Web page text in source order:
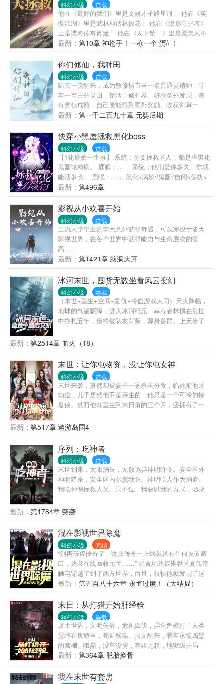
科幻小说 连载
他在《最好的我们》里是文娱才子路星河！ 他在《笑
傲江湖》里是武林神话林探花！ 他在《隐形守护者》
里是谍海传奇肖途！ 他在《天下第一》里是爱美人不
爱江山逍遥侯朱无视！ 他在《诛仙》里是仙门巨擘林
惊羽！ 李杰：“我只是条不想被催更的咸鱼啊。” 诸天
万界流传着属于他的传说，传奇仍在继续。。。 目前
进度：最好的我们，笑傲江湖，隐形守护者，天下第
一，都挺好
最新： 第10章 神枪手！一枪一个‘蛋\\’！
你们修仙，我种田
科幻小说 连载
陆玄一觉醒来，成为散修坊市里一名普通灵植师，守
着一亩三分灵田，苟活于修行界。好在意外发现，每
有灵植成熟，自己便能得到额外奖励。收获剑草一
株，获得剑丸一枚。收获玄虫藤一株，获得隐星砂一
份。收获幽泉花一朵，获得螟焰丹丹方一张。……从
此，他便安分守住自家灵田，坐看修行界风起云涌，
沧海桑田。“什么切磋斗法，秘境探索，寻仙缘，得法
宝……通通与我无关！”“我只想安安静静的种田。”
最新： 第一千二百九十章 元婴后期
快穿小黑屋拯救黑化boss
科幻小说 连载
【1化病娇一生推】 系统：你要拯救的人，都是些黑化
鬼畜蛇精病。 鹿眠：…… 系统：他们爱你多久，你就
能活多长。 鹿眠：…… 黑化√病娇√鬼畜√自闭√偏执√
精分√女装大佬……虽然这些急需被解救的灵魂碎片性
格各异，但是为了活下去，鹿眠表示通通不在话下！
只是……她曾经尽心尽力养育施恩的狼崽子们，最后
都想将她关进小黑屋？！
最新： 第496章
影视从小欢喜开始
科幻小说 连载
三流大学毕业的李天意外获得奇遇，可以穿梭于诸天
影视世界，在各个世界中获得能力与生命层次的提
高......
最新： 第1421章 脑洞大开
冰河末世，囤货无数坐看风云变幻
科幻小说 连载
（末世+重生+空间+复仇+冷血游戏人间）天灾降临，
地球的气温骤降，进入冰河纪元。幸存者林枫在乱世
中挣扎五年，最终被队友背叛，葬身兽群。上天给了
降临的半个月之前。这一世，他对自己的未来有了新
的规划。他要好好活着，让每一个伤害过自己的人都
付出代价。那么，一切就先收集物资开始吧。“看过动
物世界吗？狼捕杀绵羊的时候，旁观者不能出手救助
可怜的小羊，因为那会害死同为地球生灵的狼。我不
会和羊共情，因为我也是狼。”
最新： 第2514章 血火（18）
末世：让你屯物资，没让你屯女神
科幻小说 连载
末世来袭，萧然却被妻子一家杀害分食，临死前他才
知道，儿子居然他不是亲生的，他只是一个可怜的接
盘侠。然而他却重生到末日前的三个月，还拥有了一
大奖，杀入股市，大赚数十亿，建安全屋，屯积大量
物资。这一世，他不但要狠狠地报复前妻一家，还要
屯积女神，再不当卑微舔狗！
最新： 第517章 遨游岛国4
序列：吃神者
科幻小说 连载
末世到来，太阳消失，无数诡异神明降临。安全区外
神明猎杀，安全区内尔虞我诈。神明吃人作为消遣。
我吃神明拯救人类。只不过，我要以我的方式，拯救
最新： 第1784章 突袭
混在影视世界除魔
科幻小说 完结
“别再玩假传奇了，这款传奇一上线就送有任何充值窗
口，达叔在线回收元宝……” 胡青玩达叔推荐的真传奇
触电穿越了到了西方世界，而且，很快他就发现了这
个世界不对劲。 他在福克斯小镇遇到一位叫雅各布的
年轻狼人…… 他还在西雅图遇到了一个叫 幸好他是带
着达叔推荐的真传奇穿越的，能从游戏中得到各种技
能和装备，开局就送麻痹戒指，一刀999，全图带狗横
着走。 各种神秘的传说也开始因他而改变，直到他成
为所有神秘传说的共同恐惧。
最新： 第五百八十六章 永恒过度！（大结局）
末日：从打猎开始肝经验
科幻小说 连载
废土世界，文明失落，危机四伏，异化兽横行！人类
瑟缩在废墟里，苟延残喘。唐文醒来，看着家徒四壁
的窝棚。哦豁，没车没房，有姐无粮，地狱级开局
啊！凛冬将至，首先要面对的问题，是如何活下去，
这可真是一个让人头痛的问题……
最新： 第364章 脱胎换骨
我在末世有套房